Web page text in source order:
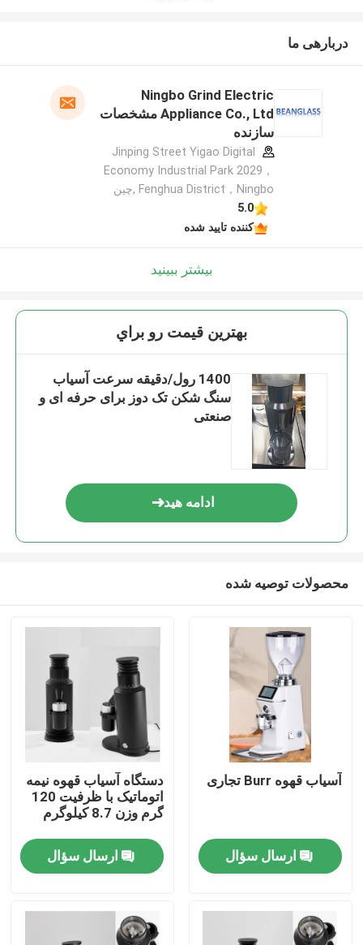
صفحه اصلی
دربارهی ما
Ningbo Grind Electric
Appliance Co., Ltd مشخصات
سازنده
Jinping Street Yigao Digital
Economy Industrial Park 2029，
Fenghua District，Ningbo ,چین
5.0
کننده تایید شده
بیشتر ببینید
بهترين قيمت رو براي
1400 رول/دقیقه سرعت آسیاب
سنگ شکن تک دوز برای حرفه ای و
صنعتی
ادامه هید
محصولات توصیه شده
آسیاب قهوه Burr تجاری
ارسال سؤال
دستگاه آسیاب قهوه نیمه
اتوماتیک با ظرفیت 120
گرم وزن 8.7 کیلوگرم
ارسال سؤال